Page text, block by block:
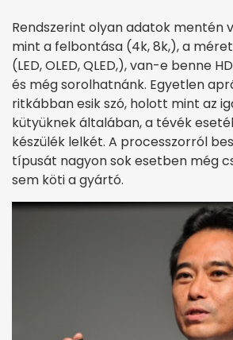
Rendszerint olyan adatok mentén
mint a felbontása (4k, 8k,), a
(LED, OLED, QLED,), van-e benne
és még sorolhatnánk. Egyetlen
ritkábban esik szó, holott mint az
kütyüknek általában, a tévék
készülék lelkét. A processzorról
típusát nagyon sok esetben még
sem köti a gyártó.